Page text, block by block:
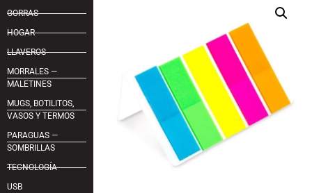
GORRAS
HOGAR
LLAVEROS
MORRALES —
MALETINES
MUGS, BOTILITOS,
VASOS Y TERMOS
PARAGUAS —
SOMBRILLAS
TECNOLOGÍA
USB